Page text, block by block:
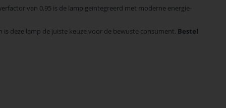
van 0,95 is de lamp geïntegreerd met moderne energie-
deze lamp de juiste keuze voor de bewuste consument. Bestel